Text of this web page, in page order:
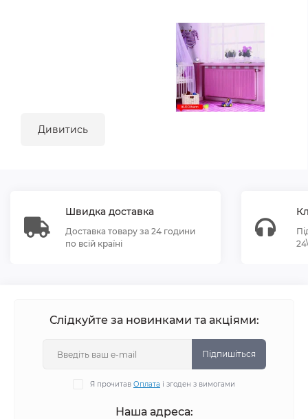
Дивитись
Швидка доставка
Доставка товару за 24 години
по всій країні
Слідкуйте за новинками та акціями:
Підпишіться
Я прочитав Оплата і згоден з вимогами
Наша адреса: